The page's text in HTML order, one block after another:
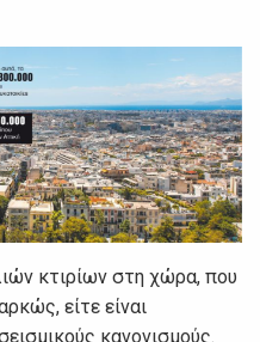
κτιρίων στη χώρα, που
είτε είναι
κανονισμούς.